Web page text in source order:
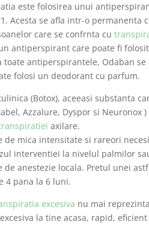
este folosirea unui
Acesta se afla intr-o permanenta
care se confrnta cu
antiperspirant care poate fi
antiperspirantele, Odaban se
folosi un deodorant cu parfum.
(Botox), aceeasi substanta
Azzalure, Dyspor si Neuronox
axilare.
mica intensitate si rareori
interventiei la nivelul palmilor
de anestezie locala. Pretul unei
4 pana la 6 luni.
excesiva nu mai
la tine acasa, rapid,